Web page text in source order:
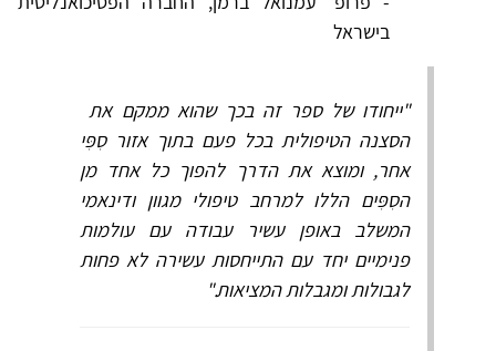
בישראל
"ייחודו של ​ספר זה בכך שהוא ממקם את ​
הסצנה הטיפולית בכל פעם בתוך אזור סִפִּי
אחר, ומוצא את הדרך להפוך כל אחד מן
הסִפִּים הללו למרחב טיפולי מגוון ודינאמי
המשלב באופן עשיר עבודה עם עולמות
פנימיים יחד עם התייחסות עשירה לא פחות
לגבולות ומגבלות המציאות."